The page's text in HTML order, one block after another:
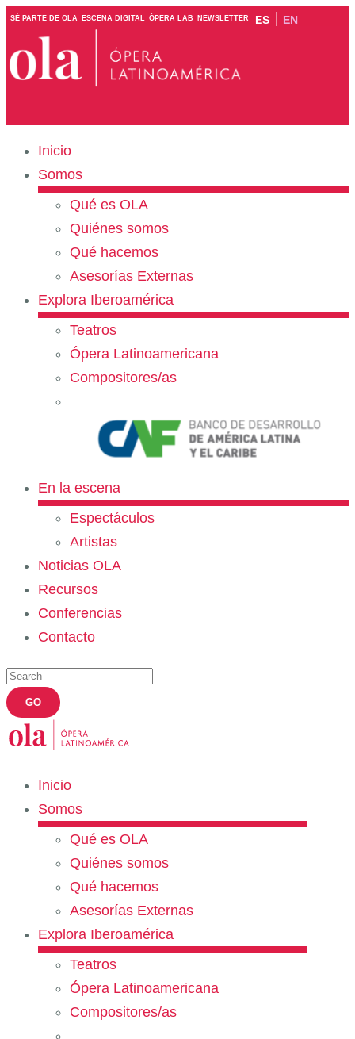
SÉ PARTE DE OLA ESCENA DIGITAL ÓPERA LAB NEWSLETTER ES EN
Inicio
Somos
Qué es OLA
Quiénes somos
Qué hacemos
Asesorías Externas
Explora Iberoamérica
Teatros
Ópera Latinoamericana
Compositores/as
En la escena
Espectáculos
Artistas
Noticias OLA
Recursos
Conferencias
Contacto
Inicio
Somos
Qué es OLA
Quiénes somos
Qué hacemos
Asesorías Externas
Explora Iberoamérica
Teatros
Ópera Latinoamericana
Compositores/as